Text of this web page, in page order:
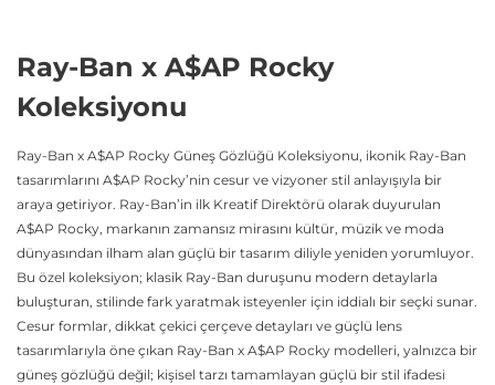
Ray-Ban x A$AP Rocky
Koleksiyonu
Ray-Ban x A$AP Rocky Güneş Gözlüğü Koleksiyonu, ikonik Ray-Ban
tasarımlarını A$AP Rocky’nin cesur ve vizyoner stil anlayışıyla bir
araya getiriyor. Ray-Ban’in ilk Kreatif Direktörü olarak duyurulan
A$AP Rocky, markanın zamansız mirasını kültür, müzik ve moda
dünyasından ilham alan güçlü bir tasarım diliyle yeniden yorumluyor.
Bu özel koleksiyon; klasik Ray-Ban duruşunu modern detaylarla
buluşturan, stilinde fark yaratmak isteyenler için iddialı bir seçki sunar.
Cesur formlar, dikkat çekici çerçeve detayları ve güçlü lens
tasarımlarıyla öne çıkan Ray-Ban x A$AP Rocky modelleri, yalnızca bir
güneş gözlüğü değil; kişisel tarzı tamamlayan güçlü bir stil ifadesi